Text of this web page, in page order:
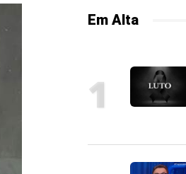
Em Alta